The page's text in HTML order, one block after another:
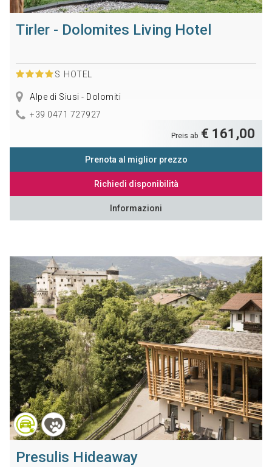
Tirler - Dolomites Living Hotel
S HOTEL
Alpe di Siusi - Dolomiti
+39 0471 727927
Preis ab € 161,00
Prenota al miglior prezzo
Richiedi disponibilità
Informazioni
Presulis Hideaway